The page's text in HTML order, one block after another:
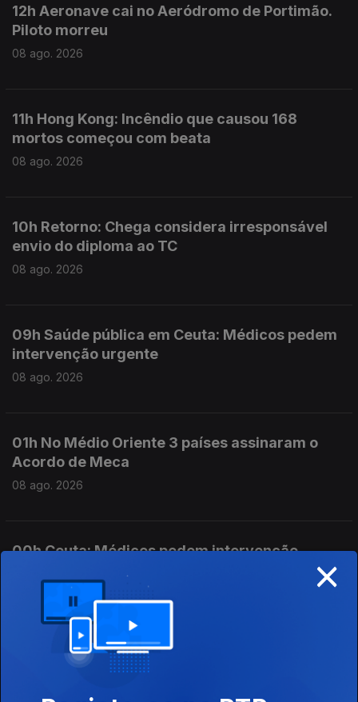
12h Aeronave cai no Aeródromo de Portimão.
Piloto morreu
08 ago. 2026
11h Hong Kong: Incêndio que causou 168
mortos começou com beata
08 ago. 2026
10h Retorno: Chega considera irresponsável
envio do diploma ao TC
08 ago. 2026
09h Saúde pública em Ceuta: Médicos pedem
intervenção urgente
08 ago. 2026
01h No Médio Oriente 3 países assinaram o
Acordo de Meca
08 ago. 2026
00h Ceuta: Médicos pedem intervenção
08 ago. 2026
23h Já está em vigor o controlo nas fronteiras
×